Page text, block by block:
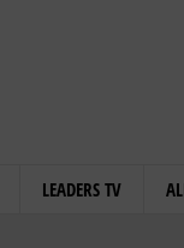
LEADERS TV